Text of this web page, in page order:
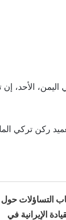
اليمن، الأحد،
ركن تركي
التساؤلات حول
الإيرانية في